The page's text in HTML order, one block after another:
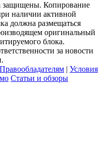
защищены. Копирование
наличии активной
должна размещаться
оригинальный
блока.
за новости
Правообладателям | Условия
Статьи и обзоры